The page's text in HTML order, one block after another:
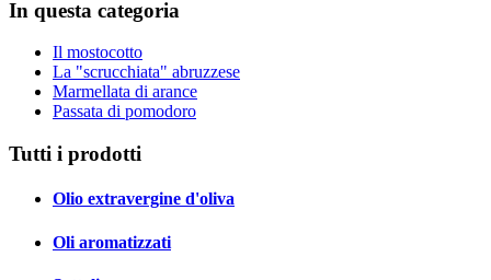
In questa categoria
Il mostocotto
La "scrucchiata" abruzzese
Marmellata di arance
Passata di pomodoro
Tutti i prodotti
Olio extravergine d'oliva
Oli aromatizzati